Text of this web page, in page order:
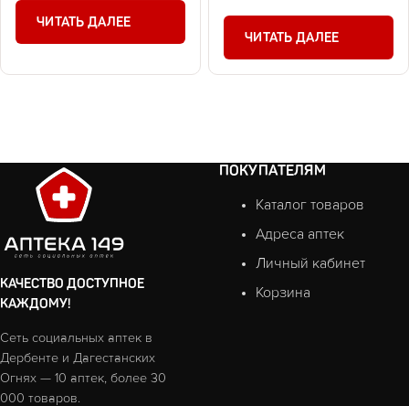
ЧИТАТЬ ДАЛЕЕ
ЧИТАТЬ ДАЛЕЕ
КАЧЕСТВО ДОСТУПНОЕ
КАЖДОМУ!
Сеть социальных аптек в
Дербенте и Дагестанских
Огнях — 10 аптек, более 30
000 товаров.
ПОКУПАТЕЛЯМ
Каталог товаров
Адреса аптек
Личный кабинет
Корзина